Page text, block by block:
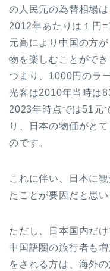
の人民元の為替相場
2012年あたりは１円
元高により中国の方
物を楽しむことがで
つまり、1000円のラ
光客は2010年当時は
2023年時点では51元
り、日本の物価がと
のです。
これに伴い、日本に
たことが要因だと思い
ただし、日本国内だ
中国語圏の旅行者も
をされる方は、海外